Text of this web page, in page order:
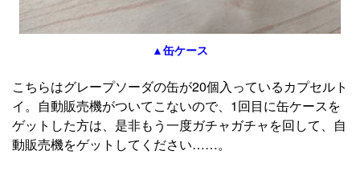
▲缶ケース
こちらはグレープソーダの缶が20個入っているカプセルト
イ。自動販売機がついてこないので、1回目に缶ケースを
ゲットした方は、是非もう一度ガチャガチャを回して、自
動販売機をゲットしてください……。